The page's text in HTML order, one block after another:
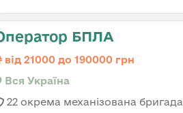
БПЛА
від 21000 до 190000 грн
Вся Україна
22 окрема механізована бригада